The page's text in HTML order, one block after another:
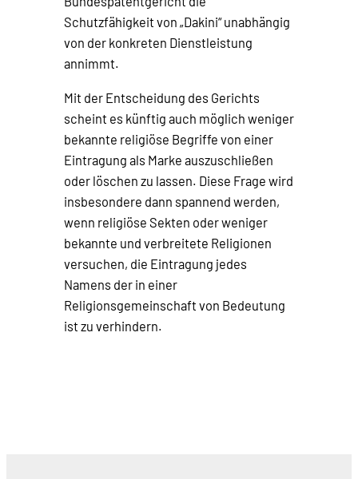
Schutzfähigkeit von „Dakini“ unabhängig
von der konkreten Dienstleistung
annimmt.
Mit der Entscheidung des Gerichts
scheint es künftig auch möglich weniger
bekannte religiöse Begriffe von einer
Eintragung als Marke auszuschließen
oder löschen zu lassen. Diese Frage wird
insbesondere dann spannend werden,
wenn religiöse Sekten oder weniger
bekannte und verbreitete Religionen
versuchen, die Eintragung jedes
Namens der in einer
Religionsgemeinschaft von Bedeutung
ist zu verhindern.